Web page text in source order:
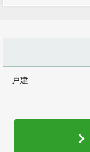
戸建